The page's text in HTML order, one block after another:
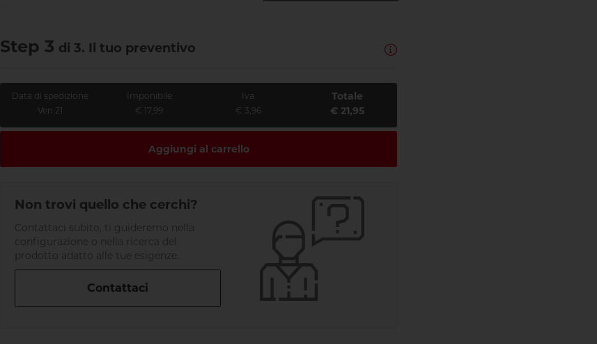
Step 3 di 3. Il tuo preventivo
Data di spedizione
Ven 21
Imponibile
€ 17,99
Iva
€ 3,96
Totale
€ 21,95
Aggiungi al carrello
Non trovi quello che cerchi?
Contattaci subito, ti guideremo nella
configurazione o nella ricerca del
prodotto adatto alle tue esigenze.
Contattaci